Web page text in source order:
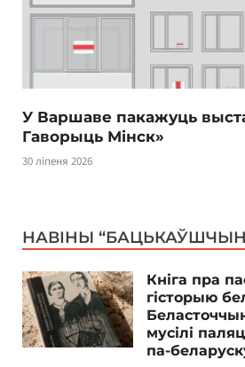
У Варшаве пакажуць
Гаворыць Мінск»
30 ліпеня 2026
НАВІНЫ
Кніга пра
гісторыю
мусілі
па-